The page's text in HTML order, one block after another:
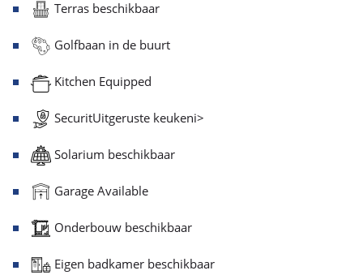
Terras beschikbaar
Golfbaan in de buurt
Kitchen Equipped
SecuritUitgeruste keukeni>
Solarium beschikbaar
Garage Available
Onderbouw beschikbaar
Eigen badkamer beschikbaar